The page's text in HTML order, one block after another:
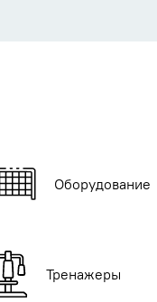
Оборудование
Тренажеры